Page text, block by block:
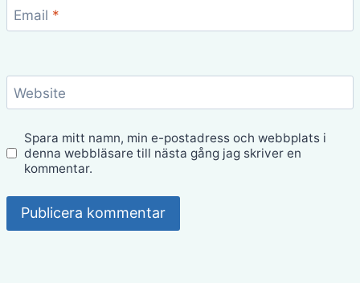
Email *
Website
Spara mitt namn, min e-postadress och webbplats i
denna webbläsare till nästa gång jag skriver en
kommentar.